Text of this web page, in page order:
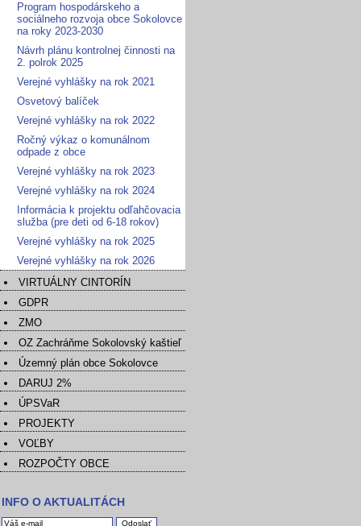
Program hospodárskeho a
sociálneho rozvoja obce Sokolovce
na roky 2023-2030
Návrh plánu kontrolnej činnosti na
2. polrok 2025
Verejné vyhlášky na rok 2021
Osvetový balíček
Verejné vyhlášky na rok 2022
Ročný výkaz o komunálnom
odpade z obce
Verejné vyhlášky na rok 2023
Verejné vyhlášky na rok 2024
Informácia k projektu odľahčovacia
služba (pre deti od 6-18 rokov)
Verejné vyhlášky na rok 2025
Verejné vyhlášky na rok 2026
VIRTUÁLNY CINTORÍN
GDPR
ZMO
OZ Zachráňme Sokolovský kaštieľ
Územný plán obce Sokolovce
DARUJ 2%
ÚPSVaR
PROJEKTY
VOĽBY
ROZPOČTY OBCE
INFO O AKTUALITÁCH